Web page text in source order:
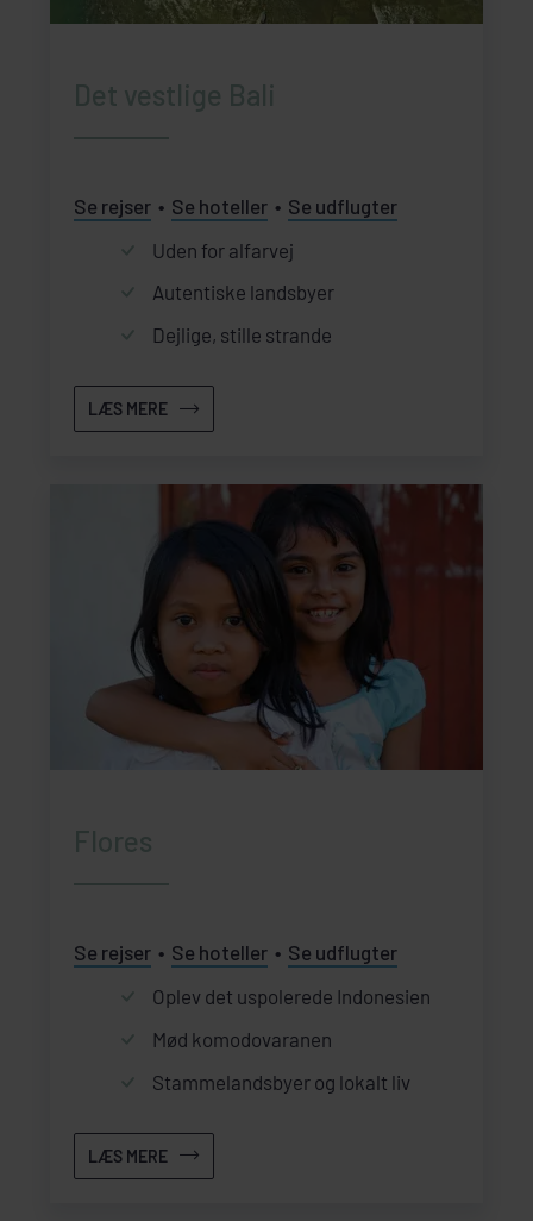
Det vestlige Bali
Se rejser Se hoteller
Se udflugter
Uden for alfarvej
Autentiske landsbyer
Dejlige, stille strande
LÆS MERE
Flores
Se rejser Se hoteller
Se udflugter
Oplev det uspolerede Indonesien
Mød komodovaranen
Stammelandsbyer og lokalt liv
LÆS MERE